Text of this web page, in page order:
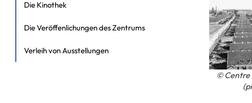
Die Kinothek
Die Veröffenlichungen des Zentrums
Verleih von Ausstellungen
© Centre